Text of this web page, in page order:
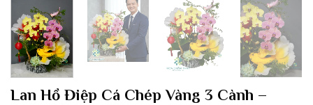
Lan Hồ Điệp Cá Chép Vàng 3 Cành –